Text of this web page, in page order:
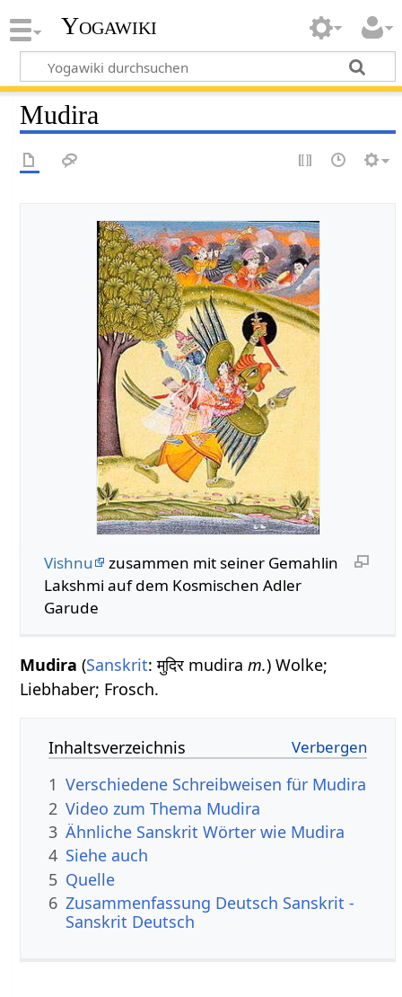
Yogawiki
Mudira
Vishnu
zusammen mit seiner Gemahlin
Lakshmi auf dem Kosmischen Adler
Garude
Mudira (Sanskrit: मुदिर mudiram.) Wolke;
Liebhaber; Frosch.
Inhaltsverzeichnis
1 Verschiedene Schreibweisen für Mudira
2 Video zum Thema Mudira
3 Ähnliche Sanskrit Wörter wie Mudira
4 Siehe auch
5 Quelle
6 Zusammenfassung Deutsch Sanskrit -
Sanskrit Deutsch